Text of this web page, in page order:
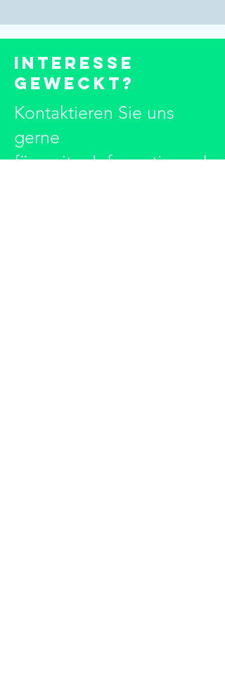
Interesse
geweckt?
Kontaktieren Sie uns
gerne
für weiter Informationen!